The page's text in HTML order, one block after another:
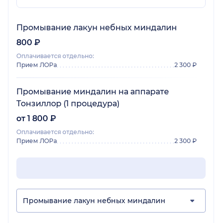
Промывание лакун небных миндалин
800 ₽
Оплачивается отдельно:
Прием ЛОРа
2 300 ₽
Промывание миндалин на аппарате
Тонзиллор (1 процедура)
от 1 800 ₽
Оплачивается отдельно:
Прием ЛОРа
2 300 ₽
Промывание лакун небных миндалин